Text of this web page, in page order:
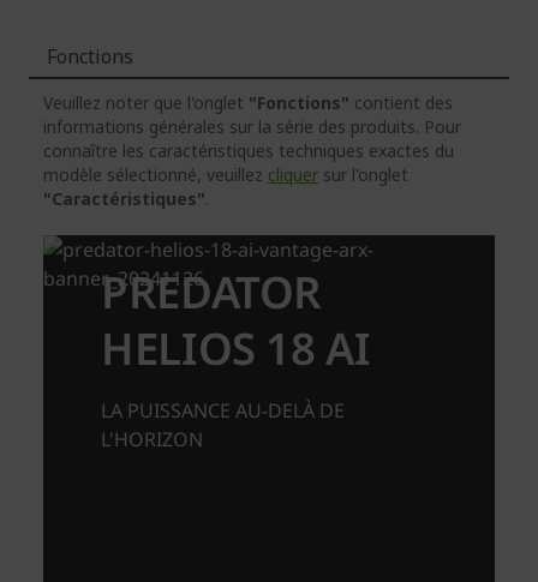
Fonctions
Veuillez noter que l'onglet "Fonctions" contient des
informations générales sur la série des produits. Pour
connaître les caractéristiques techniques exactes du
modèle sélectionné, veuillez cliquer sur l'onglet
"Caractéristiques".